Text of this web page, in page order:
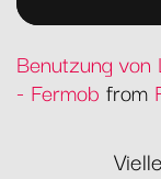
Benutzung von
- Fermob from